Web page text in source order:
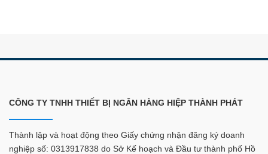
CÔNG TY TNHH THIẾT BỊ NGÂN HÀNG HIỆP THÀNH PHÁT
Thành lập và hoạt động theo Giấy chứng nhận đăng ký doanh
nghiệp số: 0313917838 do Sở Kế hoạch và Đầu tư thành phố Hồ